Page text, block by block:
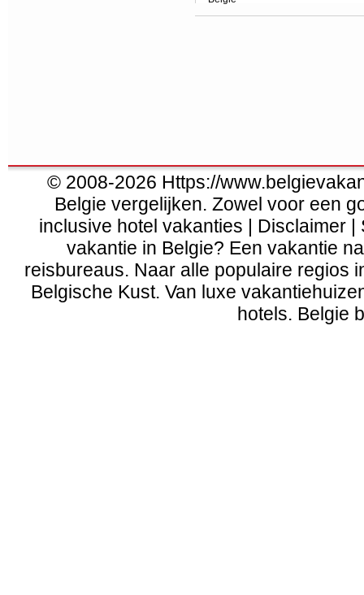
© 2008-2026 Https://
Belgie vergelijken. Zowel voor een
inclusive hotel vakanties | Disclaimer |
vakantie in Belgie? Een vakantie
reisbureaus. Naar alle populaire regios
Belgische Kust. Van luxe
hotels. Belgie